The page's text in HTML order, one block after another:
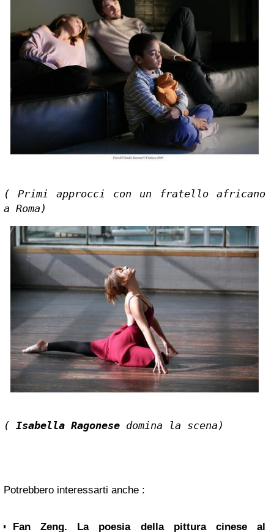
( Primi approcci con un fratello africano
a Roma)
( Isabella Ragonese domina la scena)
Potrebbero interessarti anche :
Fan Zeng. La poesia della pittura cinese al